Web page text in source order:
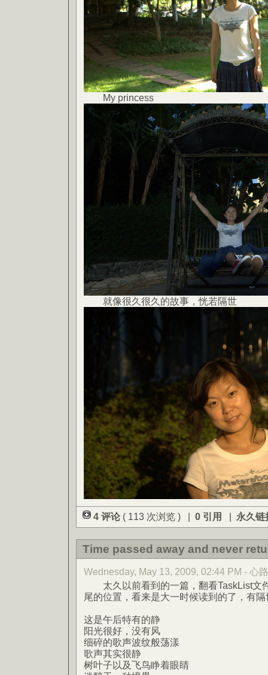
My princess
就像很久很久的故事，恍若隔世
4 评论 ( 113 次浏览 ) | 0 引用 | 永久链
Time passed away and never
Wednesday, May 13, 2009, 02:44 PM - 心
太久以前看到的一篇，翻看TaskList文
尾的位置，看来是大一时候读到的了，有
这是午后特有的静
阳光很好，没有风
细碎的歌声波纹般荡漾
歌声其实很静
树叶子以及飞鸟睁着眼睛